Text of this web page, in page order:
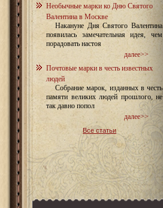
Необычные марки ко Дню Святого
Валентина в Москве
Накануне Дня Святого Валентина
появилась замечательная идея, чем
порадовать настоя
далее>>
Почтовые марки в честь известных
людей
Собрание марок, изданных в честь
памяти великих людей прошлого, не
так давно попол
далее>>
Все статьи